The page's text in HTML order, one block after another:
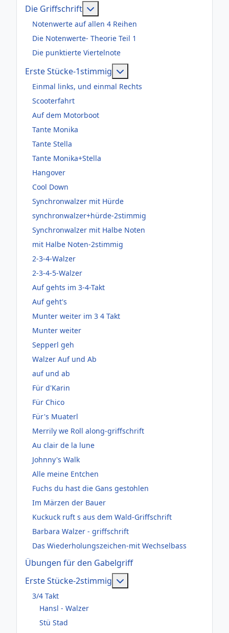
Die Griffschrift
Notenwerte auf allen 4 Reihen
Die Notenwerte- Theorie Teil 1
Die punktierte Viertelnote
Erste Stücke-1stimmig
Einmal links, und einmal Rechts
Scooterfahrt
Auf dem Motorboot
Tante Monika
Tante Stella
Tante Monika+Stella
Hangover
Cool Down
Synchronwalzer mit Hürde
synchronwalzer+hürde-2stimmig
Synchronwalzer mit Halbe Noten
mit Halbe Noten-2stimmig
2-3-4-Walzer
2-3-4-5-Walzer
Auf gehts im 3-4-Takt
Auf geht's
Munter weiter im 3 4 Takt
Munter weiter
Sepperl geh
Walzer Auf und Ab
auf und ab
Für d'Karin
Für Chico
Für's Muaterl
Merrily we Roll along-griffschrift
Au clair de la lune
Johnny's Walk
Alle meine Entchen
Fuchs du hast die Gans gestohlen
Im Märzen der Bauer
Kuckuck ruft s aus dem Wald-Griffschrift
Barbara Walzer - griffschrift
Das Wiederholungszeichen-mit Wechselbass
Übungen für den Gabelgriff
Erste Stücke-2stimmig
3/4 Takt
Hansl - Walzer
Stü Stad